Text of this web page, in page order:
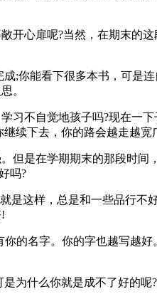
心扉呢?当然，在期末的
能看下很多本书，可是
。
不自觉地孩子吗?现在一
续下去，你的路会越走越宽
是在学期期末的那段时间
吗?
这样，总是和一些品行不
名字。你的字也越写越好
什么你就是成不了好的呢